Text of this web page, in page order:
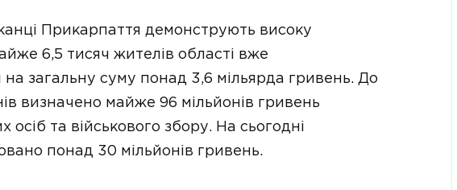
Прикарпаття демонструють високу
6,5 тисяч жителів області вже
на загальну суму понад 3,6 мільярда гривень. До
визначено майже 96 мільйонів гривень
осіб та військового збору. На сьогодні
понад 30 мільйонів гривень.